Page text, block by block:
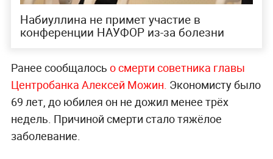
Набиуллина не примет участие в
конференции НАУФОР из-за болезни
Ранее сообщалось о смерти советника главы
Центробанка Алексей Можин. Экономисту было
69 лет, до юбилея он не дожил менее трёх
недель. Причиной смерти стало тяжёлое
заболевание.